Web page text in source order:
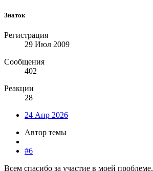
Знаток
Регистрация
29 Июл 2009
Сообщения
402
Реакции
28
24 Апр 2026
Автор темы
#6
Всем спасибо за участие в моей проблеме.